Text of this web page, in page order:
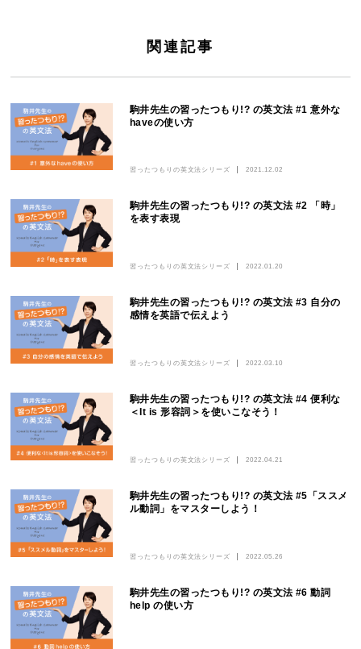
関連記事
駒井先生の習ったつもり!? の英文法 #1 意外な
haveの使い方
習ったつもりの英文法シリーズ 2021.12.02
駒井先生の習ったつもり!? の英文法 #2 「時」
を表す表現
習ったつもりの英文法シリーズ 2022.01.20
駒井先生の習ったつもり!? の英文法 #3 自分の
感情を英語で伝えよう
習ったつもりの英文法シリーズ 2022.03.10
駒井先生の習ったつもり!? の英文法 #4 便利な
＜It is 形容詞＞を使いこなそう！
習ったつもりの英文法シリーズ 2022.04.21
駒井先生の習ったつもり!? の英文法 #5「ススメ
ル動詞」をマスターしよう！
習ったつもりの英文法シリーズ 2022.05.26
駒井先生の習ったつもり!? の英文法 #6 動詞
help の使い方